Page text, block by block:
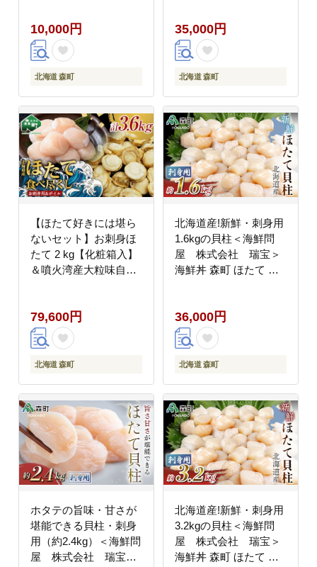
森町 ほたて 帆立 ホタ
テ 海産物 魚貝類 おつ
まみ 海鮮丼 魚介類 貝
柱 ふるさと納税 北海道
10,000円
北海道 森町
海道 mr1-1329
35,000円
北海道 森町
【ほたて好きには堪ら
ないセット】お刺身ほ
たて 2 kg【化粧箱入】
＆噴火湾産大粒味自慢
水産）＞ 海鮮丼 森町
ほたて 帆立 ホタテ 貝
柱 海産物 魚貝類 ふる
さと納税 北海道 mr1-
79,600円
北海道 森町
北海道産!新鮮・刺身用
1.6kgの貝柱＜海鮮問
屋 株式会社 瑞宝＞
海鮮丼 森町 ほたて 帆
mr1-1245
36,000円
北海道 森町
ホタテの旨味・甘さが
堪能できる貝柱・刺身
用（約2.4kg）＜海鮮問
屋 株式会社 瑞宝＞
北海道産!新鮮・刺身用
3.2kgの貝柱＜海鮮問
屋 株式会社 瑞宝＞
海鮮丼 森町 ほたて 帆